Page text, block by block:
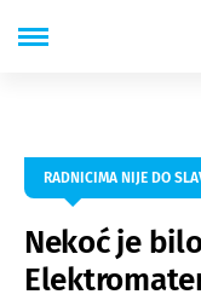
RADNICIMA NIJE DO
Nekoć je